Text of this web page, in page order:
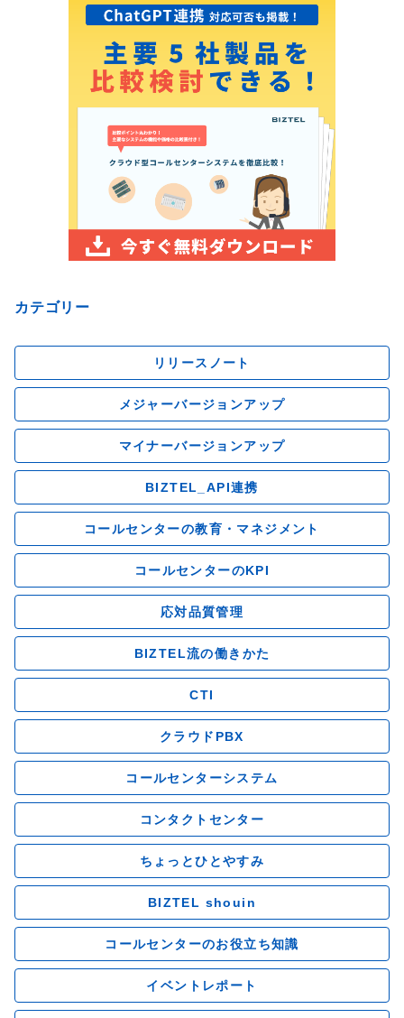
カテゴリー
リリースノート
メジャーバージョンアップ
マイナーバージョンアップ
BIZTEL_API連携
コールセンターの教育・マネジメント
コールセンターのKPI
応対品質管理
BIZTEL流の働きかた
CTI
クラウドPBX
コールセンターシステム
コンタクトセンター
ちょっとひとやすみ
BIZTEL shouin
コールセンターのお役立ち知識
イベントレポート